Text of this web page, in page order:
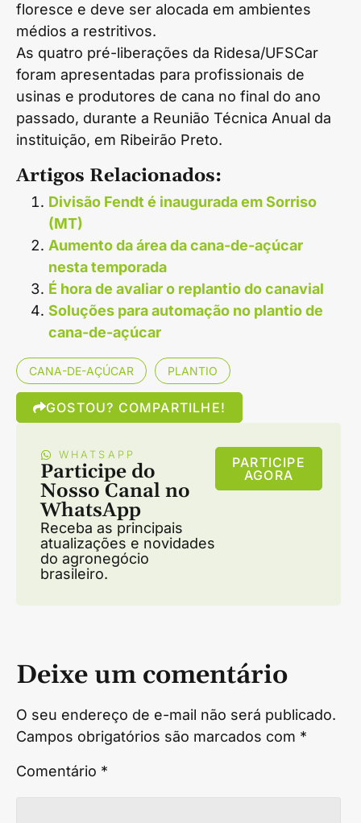
floresce e deve ser alocada em ambientes
médios a restritivos.
As quatro pré-liberações da Ridesa/UFSCar
foram apresentadas para profissionais de
usinas e produtores de cana no final do ano
passado, durante a Reunião Técnica Anual da
instituição, em Ribeirão Preto.
Artigos Relacionados:
Divisão Fendt é inaugurada em Sorriso
(MT)
Aumento da área da cana-de-açúcar
nesta temporada
É hora de avaliar o replantio do canavial
Soluções para automação no plantio de
cana-de-açúcar
CANA-DE-AÇÚCAR PLANTIO
GOSTOU? COMPARTILHE!
WHATSAPP
Participe do
Nosso Canal no
WhatsApp
Receba as principais
atualizações e novidades
do agronegócio
brasileiro.
PARTICIPE
AGORA
Deixe um comentário
O seu endereço de e-mail não será publicado.
Campos obrigatórios são marcados com *
Comentário *